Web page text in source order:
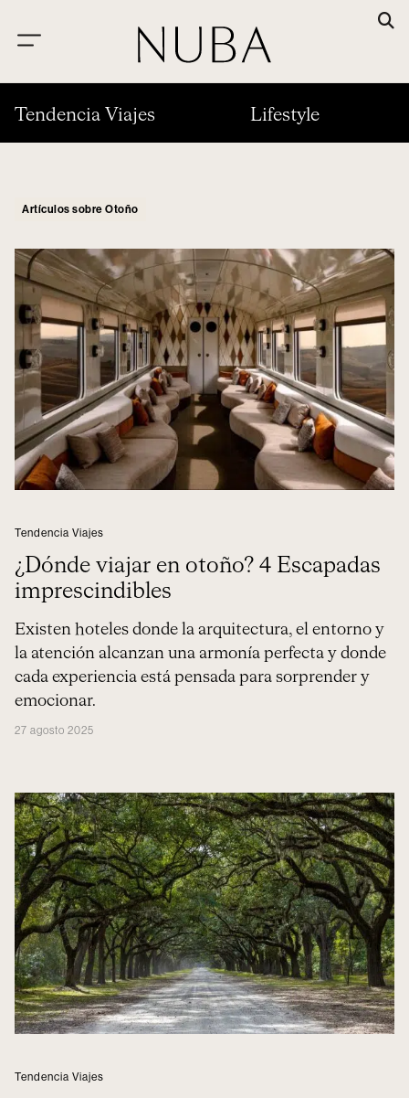
Tendencia Viajes Lifestyle
Artículos sobre Otoño
Tendencia Viajes
¿Dónde viajar en otoño? 4 Escapadas
imprescindibles
Existen hoteles donde la arquitectura, el entorno y
la atención alcanzan una armonía perfecta y donde
cada experiencia está pensada para sorprender y
emocionar.
27 agosto 2025
Tendencia Viajes